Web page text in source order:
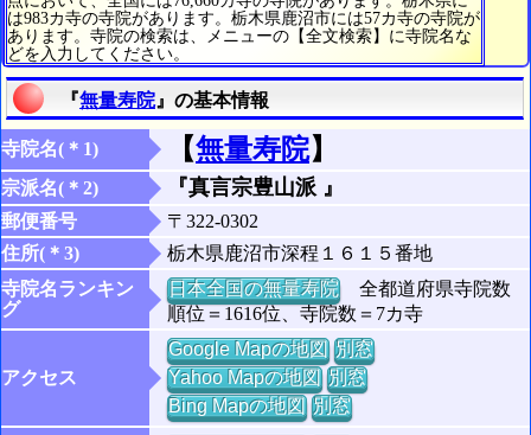
は983カ寺の寺院があります。栃木県鹿沼市には57カ寺の寺院が
あります。寺院の検索は、メニューの【全文検索】に寺院名な
どを入力してください。
『無量寿院』の基本情報
寺院名(＊1) 【無量寿院】
宗派名(＊2) 『真言宗豊山派 』
郵便番号
〒322-0302
住所(＊3)
栃木県鹿沼市深程１６１５番地
寺院名ランキン
グ
日本全国の無量寿院全都道府県寺院数
順位＝1616位、寺院数＝7カ寺
アクセス
Google Mapの地図 別窓
Yahoo Mapの地図 別窓
Bing Mapの地図 別窓